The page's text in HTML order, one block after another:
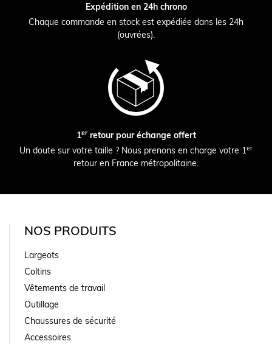
Expédition en 24h chrono
Chaque commande en stock est expédiée dans les 24h
(ouvrées).
1erretour pour échange offert
Un doute sur votre taille ? Nous prenons en charge votre 1er
retour en France métropolitaine.
NOS PRODUITS
Largeots
Coltins
Vêtements de travail
Outillage
Chaussures de sécurité
Accessoires